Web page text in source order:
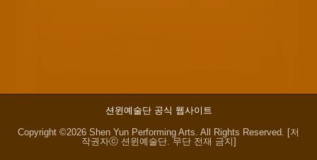
션윈예술단 공식 웹사이트
Copyright ©2026 Shen Yun Performing Arts. All Rights Reserved. [저
작권자ⓒ 션윈예술단. 무단 전재 금지]